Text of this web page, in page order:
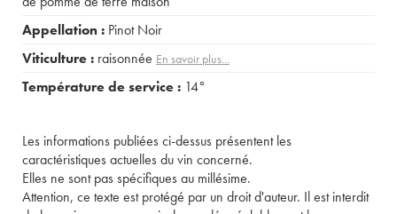
Appellation : Pinot Noir
Viticulture : raisonnée En savoir plus...
Température de service : 14°
Les informations publiées ci-dessus présentent les
caractéristiques actuelles du vin concerné.
Elles ne sont pas spécifiques au millésime.
Attention, ce texte est protégé par un droit d'auteur. Il est interdit